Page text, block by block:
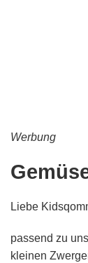
Werbung
Liebe
passend zu
kleinen